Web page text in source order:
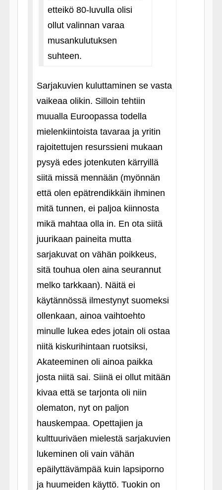
etteikö 80-luvulla olisi
ollut valinnan varaa
musankulutuksen
suhteen.
Sarjakuvien kuluttaminen se vasta
vaikeaa olikin. Silloin tehtiin
muualla Euroopassa todella
mielenkiintoista tavaraa ja yritin
rajoitettujen resurssieni mukaan
pysyä edes jotenkuten kärryillä
siitä missä mennään (myönnän
että olen epätrendikkäin ihminen
mitä tunnen, ei paljoa kiinnosta
mikä mahtaa olla in. En ota siitä
juurikaan paineita mutta
sarjakuvat on vähän poikkeus,
sitä touhua olen aina seurannut
melko tarkkaan). Näitä ei
käytännössä ilmestynyt suomeksi
ollenkaan, ainoa vaihtoehto
minulle lukea edes jotain oli ostaa
niitä kiskurihintaan ruotsiksi,
Akateeminen oli ainoa paikka
josta niitä sai. Siinä ei ollut mitään
kivaa että se tarjonta oli niin
olematon, nyt on paljon
hauskempaa. Opettajien ja
kulttuuriväen mielestä sarjakuvien
lukeminen oli vain vähän
epäilyttävämpää kuin lapsiporno
ja huumeiden käyttö. Tuokin on